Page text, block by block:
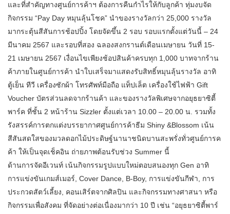
และที่สำคัญทางศูนย์การค้าฯ ต้องการคืนกำไรให้กับลูกค้า ทุ่มงบจัด
กิจกรรม “Pay Day หมุนลุ้นโชค” นำของรางวัลกว่า 25,000 รางวัล
มากระตุ้นสีสันการช้อปปิ้ง โดยจัดขึ้น 2 รอบ รอบแรกตั้งแต่วันนี้ – 24
มีนาคม 2567 และรอบที่สอง ฉลองสงกรานต์เดือนเมษายน วันที่ 15-
21 เมษายน 2567 เงื่อนไขเพียงช้อปสินค้าครบทุก 1,000 บาทจากร้าน
ค้าภายในศูนย์การค้า นำใบเสร็จมาแสดงรับสิทธิ์หมุนลุ้นรางวัล อาทิ
ตู้เย็น ทีวี เครื่องซักผ้า โทรศัพท์มือถือ แท็ปเล็ต เครื่องใช้ไฟฟ้า Gift
Voucher บัตรส่วนลดจากร้านค้า และของรางวัลพิเศษจากอยุธยาซิตี้
พาร์ค ที่ชั้น 2 หน้าร้าน Sizzler ตั้งแต่เวลา 10.00 – 20.00 น. รวมทั้ง
รังสรรค์การตกแต่งบรรยากาศศูนย์การค้าธีม Shiny &Blossom เน้น
สีสันสดใสของมวลดอกไม้ประดิษฐ์นานาชนิดบานสะพรั่งทั่วศูนย์การค
ค้า ให้เป็นจุดเช็คอิน ถ่ายภาพต้อนรับช่วง Summer นี้
ด้านการจัดอีเวนท์ เน้นกิจกรรมรูปแบบใหม่ตอบสนองทุก Gen อาทิ
การแข่งขันเกมส์เมอร์, Cover Dance, B-Boy, การแข่งขันกีฬา, การ
ประกวดสัตว์เลี้ยง, คอนเสิร์ตจากศิลปิน และกิจกรรมทางศาสนา หรือ
กิจกรรมเพื่อสังคม ที่จัดอย่างต่อเนื่องมากว่า 10 ปี เช่น “อยุธยาซิตี้พาร์